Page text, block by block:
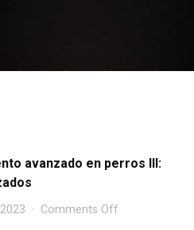
avanzado en perros III:
Comments Off